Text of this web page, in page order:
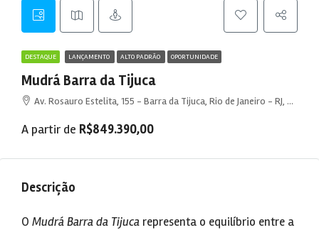
DESTAQUE LANÇAMENTO ALTO PADRÃO OPORTUNIDADE
Mudrá Barra da Tijuca
Av. Rosauro Estelita, 155 - Barra da Tijuca, Rio de Janeiro - RJ, 22793-319, Brasil
A partir de R$849.390,00
Descrição
O Mudrá Barra da Tijuca representa o equilíbrio entre a